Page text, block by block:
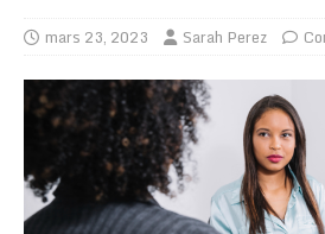
mars 23, 2023 Sarah Perez